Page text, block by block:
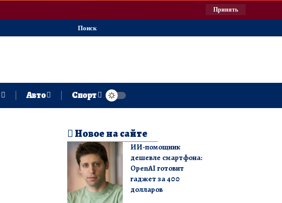
Принять
Поиск
Авто Спорт
Новое на сайте
ИИ-помощник
дешевле смартфона:
OpenAI готовит
гаджет за 400
долларов